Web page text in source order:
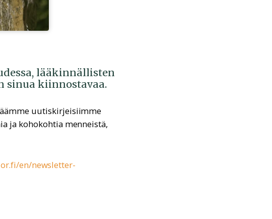
lääkinnällisten
sinua kiinnostavaa.
uutiskirjeisiimme
ja kohokohtia menneistä,
en/newsletter-